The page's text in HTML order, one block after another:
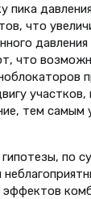
пика
что
что
тем самым
по
эффектов